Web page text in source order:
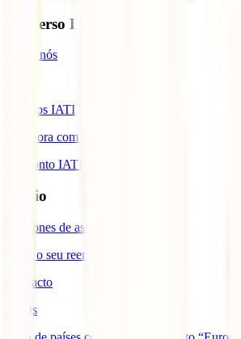
Universo IATI
Sobre nós
Prémios IATI
Colabora com a IATI
Desconto IATI
Apoio
Telefones de assistência
Gerir o seu reembolso
Contacto
FAQs